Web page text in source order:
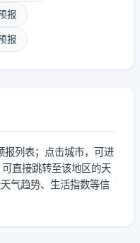
报
报
报列表；点击城市，可进
直接跳转至该地区的天
气趋势、生活指数等信